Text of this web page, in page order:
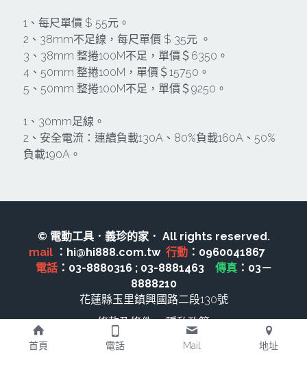
stanley 電池、充電器
Milwaukee-18
其它工具
電錶類
鑽頭類
鋸片類
電瓶充電器
延長線、電線、電焊線
中亞焊條產品
其它工具
充電器
鋸片類
鑽頭類
板手及夾頭類
木工刀系列
1、每尺單價 $ 55元。
2、38mm不足線，每尺單價 $ 35元 。
3、38mm 整捲100M不足，單價＄6350。
4、50mm 整捲100M，單價＄15750。
5、50mm 整捲100M不足，單價＄9250。
1、30mm足線。
2、安全電流：連續負載130A、80%負載160A、50%
負載190A。
© 電動工具．義珍的家． All rights reserved.
mail ：hi@hi888.com.tw 行動
電話：03-8880316 ; 03-8881463 傳真：03－
8888210
花蓮縣玉里鎮興國路二段130號
條款及條件
隱私政策
首頁 電話 Mail 地址